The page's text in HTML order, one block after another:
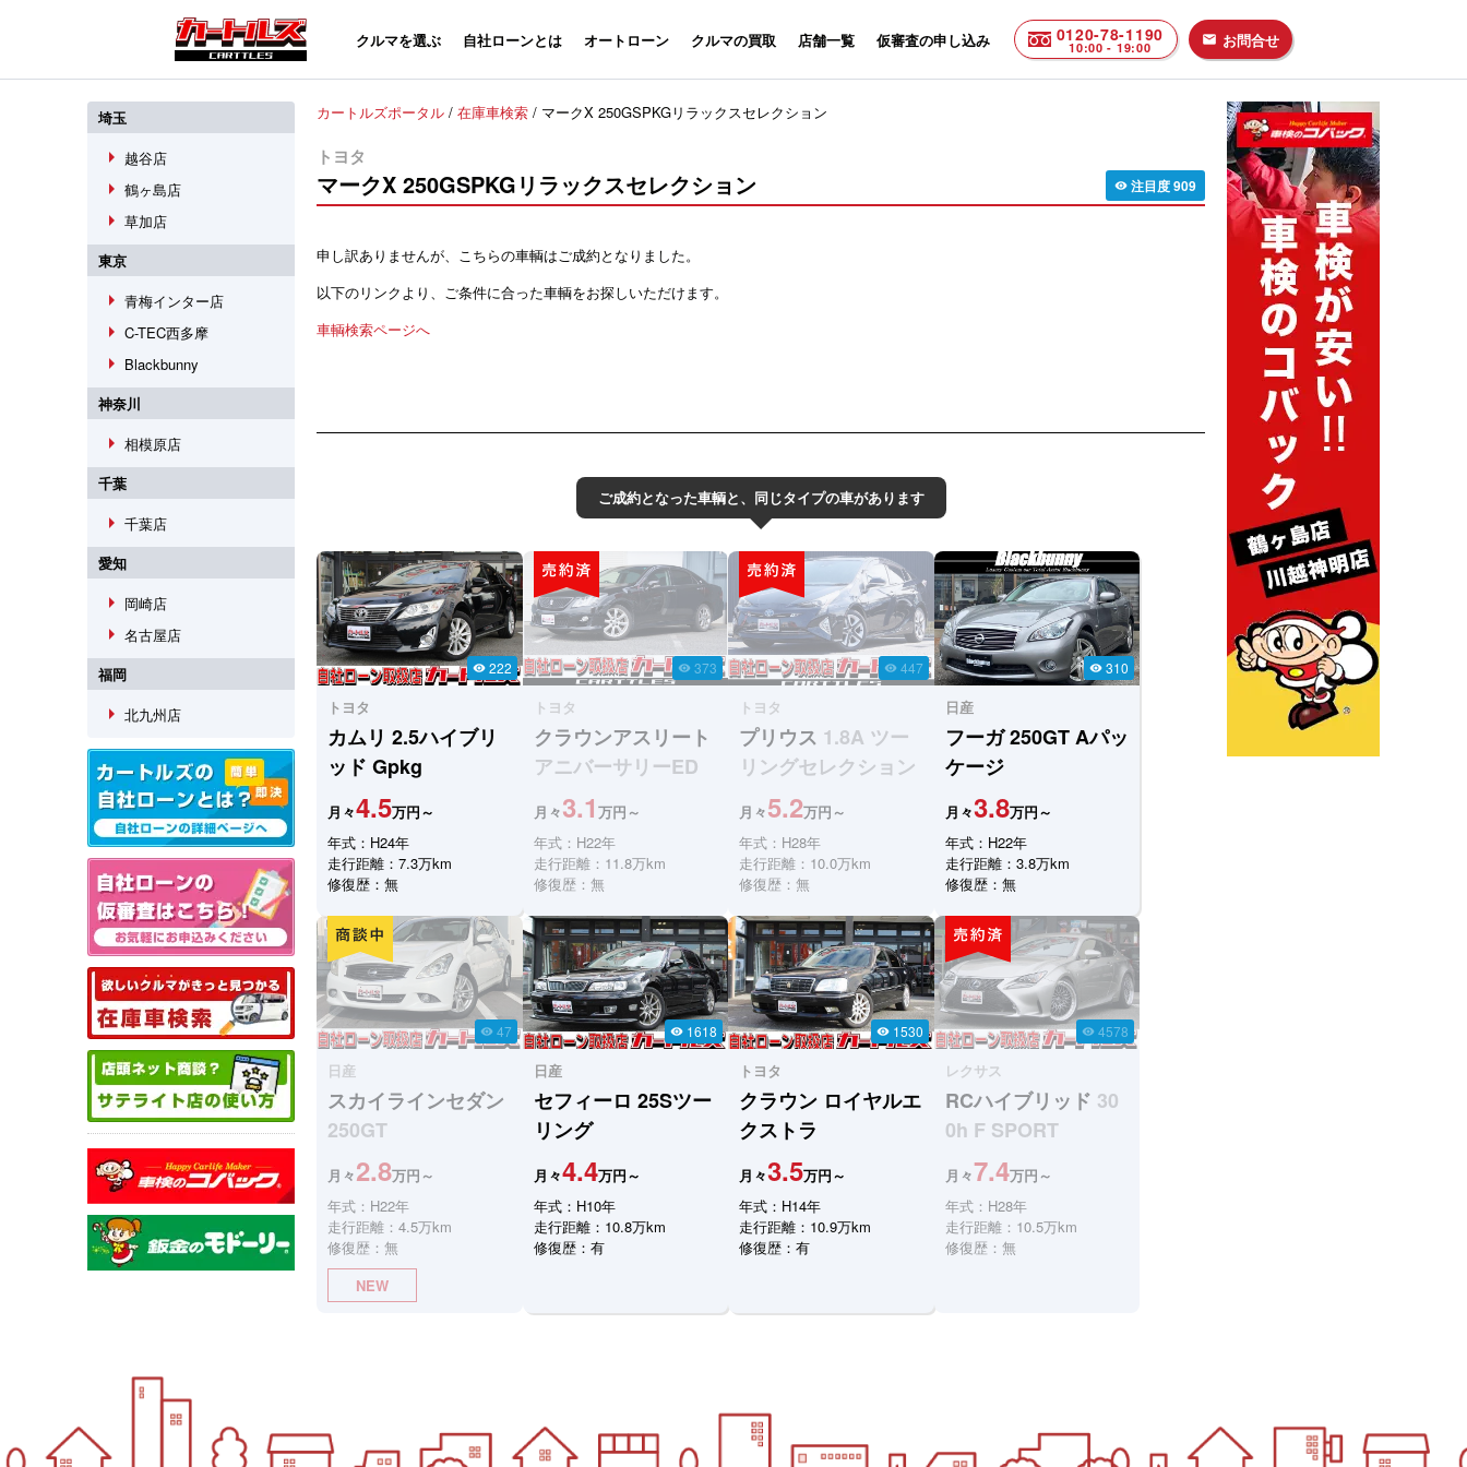
クルマを選ぶ 自社ローンとは オートローン クルマの買取 店舗一覧 仮審査の申し込み 0120-78-1190
10:00 - 19:00 email お問合せ
埼玉
arrow_right 越谷店
arrow_right 鶴ヶ島店
arrow_right 草加店
東京
arrow_right 青梅インター店
arrow_right C-TEC西多摩
arrow_right Blackbunny
神奈川
arrow_right 相模原店
千葉
arrow_right 千葉店
愛知
arrow_right 岡崎店
arrow_right 名古屋店
福岡
arrow_right 北九州店
カートルズポータル / 在庫車検索 / マークX 250GSPKGリラックスセレクション
トヨタ
マークX 250GSPKGリラックスセレクション visibility 注目度909
申し訳ありませんが、こちらの車輌はご成約となりました。
以下のリンクより、ご条件に合った車輌をお探しいただけます。
車輌検索ページへ
ご成約となった車輌と、同じタイプの車があります
visibility 222
トヨタ
カムリ 2.5ハイブリ
ッド Gpkg
月々4.5万円～
年式：H24年
走行距離：7.3万km
修復歴：無
visibility 373
トヨタ
クラウンアスリート
アニバーサリーED
月々3.1 万円～
年式：H22年
走行距離：11.8万km
修復歴：無
visibility 447
トヨタ
プリウス 1.8A ツー
リングセレクション
月々5.2万円～
年式：H28年
走行距離：10.0万km
修復歴：無
visibility 310
日産
フーガ250GT Aパッ
ケージ
月々3.8万円～
年式：H22年
走行距離：3.8万km
修復歴：無
visibility 47
日産
スカイラインセダン
250GT
月々2.8万円～
年式：H22年
走行距離：4.5万km
修復歴：無
NEW
visibility 1618
日産
セフィーロ 25Sツー
リング
月々4.4万円～
年式：H10年
走行距離：10.8万km
修復歴：有
visibility 1530
トヨタ
クラウン ロイヤルエ
クストラ
月々3.5万円～
年式：H14年
走行距離：10.9万km
修復歴：有
visibility 4578
レクサス
RCハイブリッド 30
0h F SPORT
月々7.4万円～
年式：H28年
走行距離：10.5万km
修復歴：無